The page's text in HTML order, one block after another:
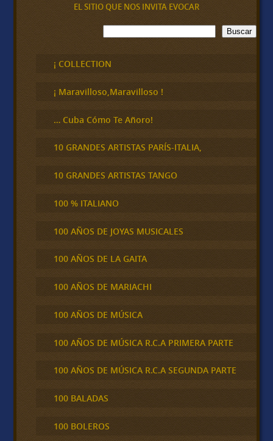
EL SITIO QUE NOS INVITA EVOCAR
B
u
c
a
Buscar
¡ COLLECTION
¡ Maravilloso,Maravilloso !
… Cuba Cómo Te Añoro!
10 GRANDES ARTISTAS PARÍS-ITALIA,
10 GRANDES ARTISTAS TANGO
100 % ITALIANO
100 AÑOS DE JOYAS MUSICALES
100 AÑOS DE LA GAITA
100 AÑOS DE MARIACHI
100 AÑOS DE MÚSICA
100 AÑOS DE MÚSICA R.C.A PRIMERA PARTE
100 AÑOS DE MÚSICA R.C.A SEGUNDA PARTE
100 BALADAS
100 BOLEROS